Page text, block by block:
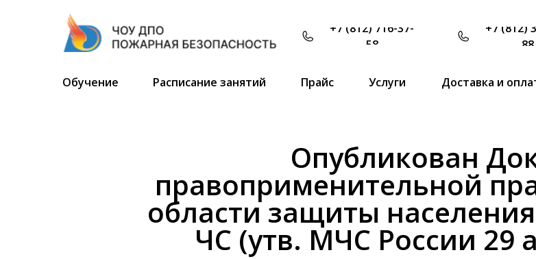
Обучение Расписание занятий
+7 (812) 716-37-
58
+7 (812)
88
Прайс Доставка и
Услуги
Опубликован
правоприменительной
области защиты
ЧС (утв. МЧС России 29